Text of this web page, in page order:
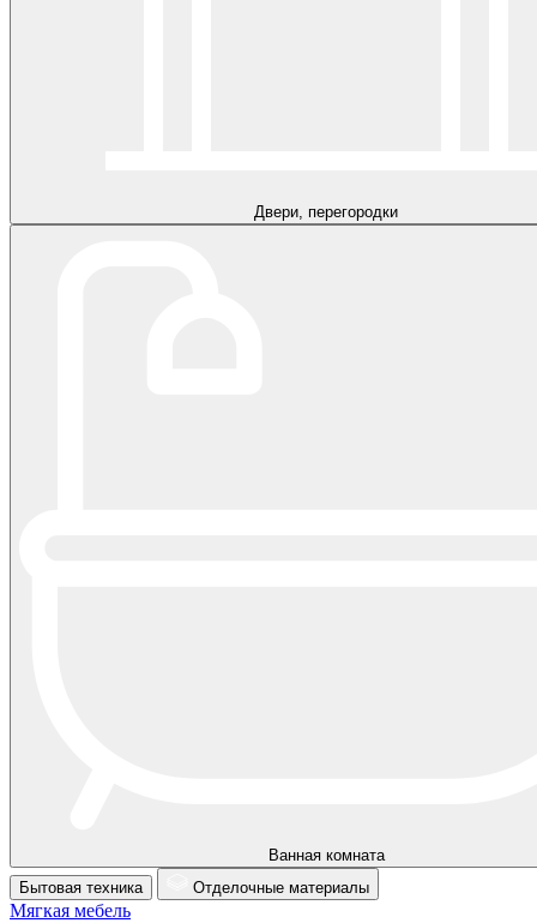
Двери, перегородки
Ванная комната
Бытовая техника
Отделочные материалы
Мягкая мебель